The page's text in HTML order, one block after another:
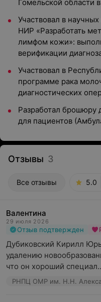
Гомельской области
Участвовал в
НИР «Разработать
лимфом кожи»:
верификации
Участвовал в
программе рака
диагностических
Разработал брошюру
для пациентов
Отзывы 3
Все отзывы 5.0
Валентина
29 июля 2026
Отзыв подтвержден
Дубиковский Кирилл
удалению
что он хороший